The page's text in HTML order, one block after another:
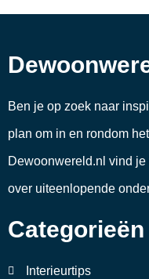
Ben je op zoek naar
plan om in en rondom
Dewoonwereld.nl vind
over uiteenlopende
Categorieën
Interieurtips